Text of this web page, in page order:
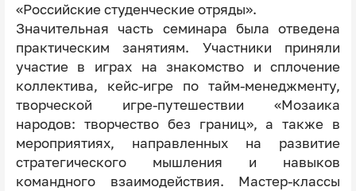
«Российские студенческие отряды».
Значительная часть семинара была отведена
практическим занятиям. Участники приняли
участие в играх на знакомство и сплочение
коллектива, кейс-игре по тайм-менеджменту,
творческой игре-путешествии «Мозаика
народов: творчество без границ», а также в
мероприятиях, направленных на развитие
стратегического мышления и навыков
командного взаимодействия. Мастер-классы